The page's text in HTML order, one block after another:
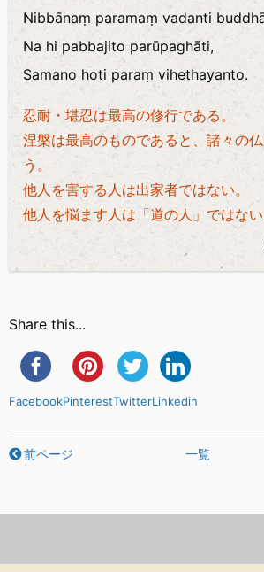
Nibbānaṃ paramaṃ vadanti
Na hi pabbajito parūpaghāti,
Samano hoti paraṃ vihethayanto.
忍耐・堪忍は最高の修行である。
涅槃は最高のものであると、諸々の
う。
他人を害する人は出家者ではない。
他人を悩ます人は「道の人」ではない
Share this...
FacebookPinterestTwitterLinkedin
前ページ 一覧